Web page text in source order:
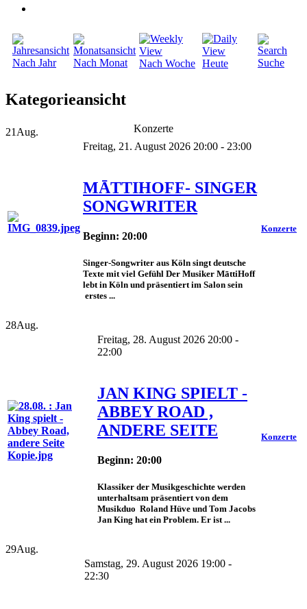
Nach Jahr Nach Monat Nach Woche Heute Suche
Kategorieansicht
Konzerte
21 Aug.
Freitag, 21. August 2026 20:00 - 23:00
MĀTTIHOFF- SINGER
SONGWRITER
Beginn: 20:00
Singer-Songwriter aus Köln singt deutsche
Texte mit viel Gefühl Der Musiker MāttiHoff
lebt in Köln und präsentiert im Salon sein
erstes ...
Konzerte
28Aug.
Freitag, 28. August 2026 20:00 -
22:00
JAN KING SPIELT -
ABBEY ROAD ,
ANDERE SEITE
Beginn: 20:00
Klassiker der Musikgeschichte werden
unterhaltsam präsentiert von dem
Musikduo Roland Hüve und Tom Jacobs
Jan King hat ein Problem. Er ist ...
Konzerte
29Aug.
Samstag, 29. August 2026 19:00 -
22:30